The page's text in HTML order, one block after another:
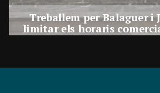
Treballem per Balaguer i
limitar els horaris
reforçar la convivència i